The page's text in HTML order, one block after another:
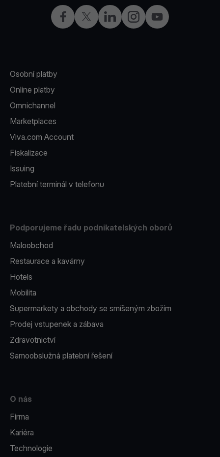
Facebook
X LinkedInInstagramYouTube
Osobní platby
Online platby
Omnichannel
Marketplaces
Viva.com Account
Fiskalizace
Issuing
Platební terminál v telefonu
Podporujeme řadu podnikatelských oborů
Maloobchod
Restaurace a kavárny
Hotels
Mobilita
Supermarkety a obchody se smíšeným zbožím
Prodej vstupenek a zábava
Zdravotnictví
Samoobslužná platební řešení
O nás
Firma
Kariéra
Technologie